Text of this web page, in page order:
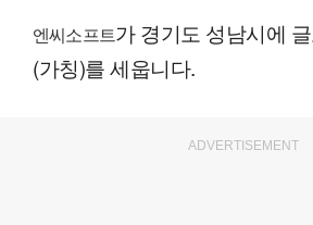
엔씨소프트가 경기도 성남시에
(가칭)를 세웁니다.
ADVERTISEMENT